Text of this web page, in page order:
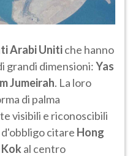
Arabi Unitiche hanno
grandi dimensioni:Yas
Jumeirah. La loro
di palma
visibili e riconoscibili
citare Hong
Kok al centro